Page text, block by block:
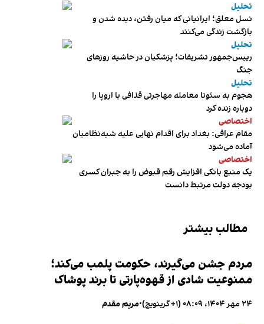
تحلیل
نسل معلق؛ ایرانیانی که میان رفتن، دیده شدن و
بازگشت زندگی می‌کنند
تحلیل
رییس‌جمهور تشریفات؛ پزشکیان در حاشیه روزهای
جنگ
تحلیل
هجوم به سئوتا معامله مهاجرتی قذافی با اروپا را
دوباره زنده کرد
اختصاصی
مقام عراقی: بغداد برای اقدام نهایی علیه شبه‌نظامیان
آماده می‌شود
اختصاصی
یک منبع بانکی افزایش رقم قبوض را به جبران کسری
بودجه دولت مرتبط دانست
مطالب بیشتر
مردم جشن می‌گیرند، حکومت پلمب می‌کند؛
ممنوعیت شادی از قهوه‌پارتی تا برند پوشاک
۲۴ مهر ۱۴۰۴، ۰۸:۰۹ (‎+۱ گرینویچ) •مریم مقدم